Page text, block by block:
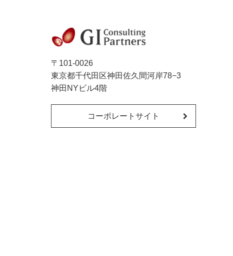
〒101-0026
東京都千代田区神田佐久間河岸78−3
神田NYビル4階
コーポレートサイト